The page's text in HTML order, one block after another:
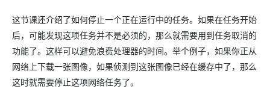
这节课还介绍了如何停止一个正在运行中的任务。如果在任务开始
后，可能发现这项任务并不是必须的，那么就需要用到任务取消的
功能了。这样可以避免浪费处理器的时间。举个例子，如果你正从
网络上下载一张图像，如果侦测到这张图像已经在缓存中了，那么
这时就需要停止这项网络任务了。